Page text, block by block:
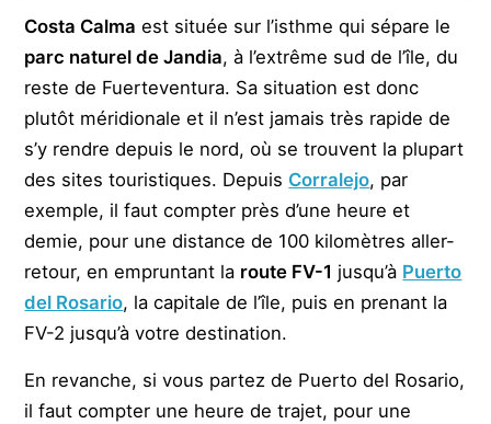
Costa Calma est située sur l’isthme qui sépare le
parc naturel de Jandia, à l’extrême sud de l’île, du
reste de Fuerteventura. Sa situation est donc
plutôt méridionale et il n’est jamais très rapide de
s’y rendre depuis le nord, où se trouvent la plupart
des sites touristiques. Depuis Corralejo, par
exemple, il faut compter près d’une heure et
demie, pour une distance de 100 kilomètres aller-
retour, en empruntant la route FV-1 jusqu’à Puerto
del Rosario, la capitale de l’île, puis en prenant la
FV-2 jusqu’à votre destination.
En revanche, si vous partez de Puerto del Rosario,
il faut compter une heure de trajet, pour une